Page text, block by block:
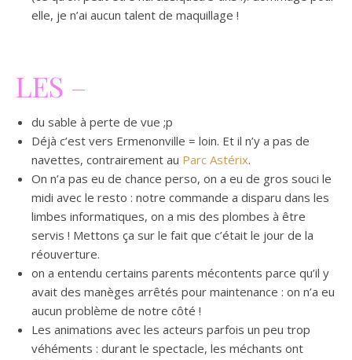
elle, je n’ai aucun talent de maquillage !
LES –
du sable à perte de vue ;p
Déjà c’est vers Ermenonville = loin. Et il n’y a pas de
navettes, contrairement au Parc Astérix.
On n’a pas eu de chance perso, on a eu de gros souci le
midi avec le resto : notre commande a disparu dans les
limbes informatiques, on a mis des plombes à être
servis ! Mettons ça sur le fait que c’était le jour de la
réouverture.
on a entendu certains parents mécontents parce qu’il y
avait des manèges arrêtés pour maintenance : on n’a eu
aucun problème de notre côté !
Les animations avec les acteurs parfois un peu trop
véhéments : durant le spectacle, les méchants ont